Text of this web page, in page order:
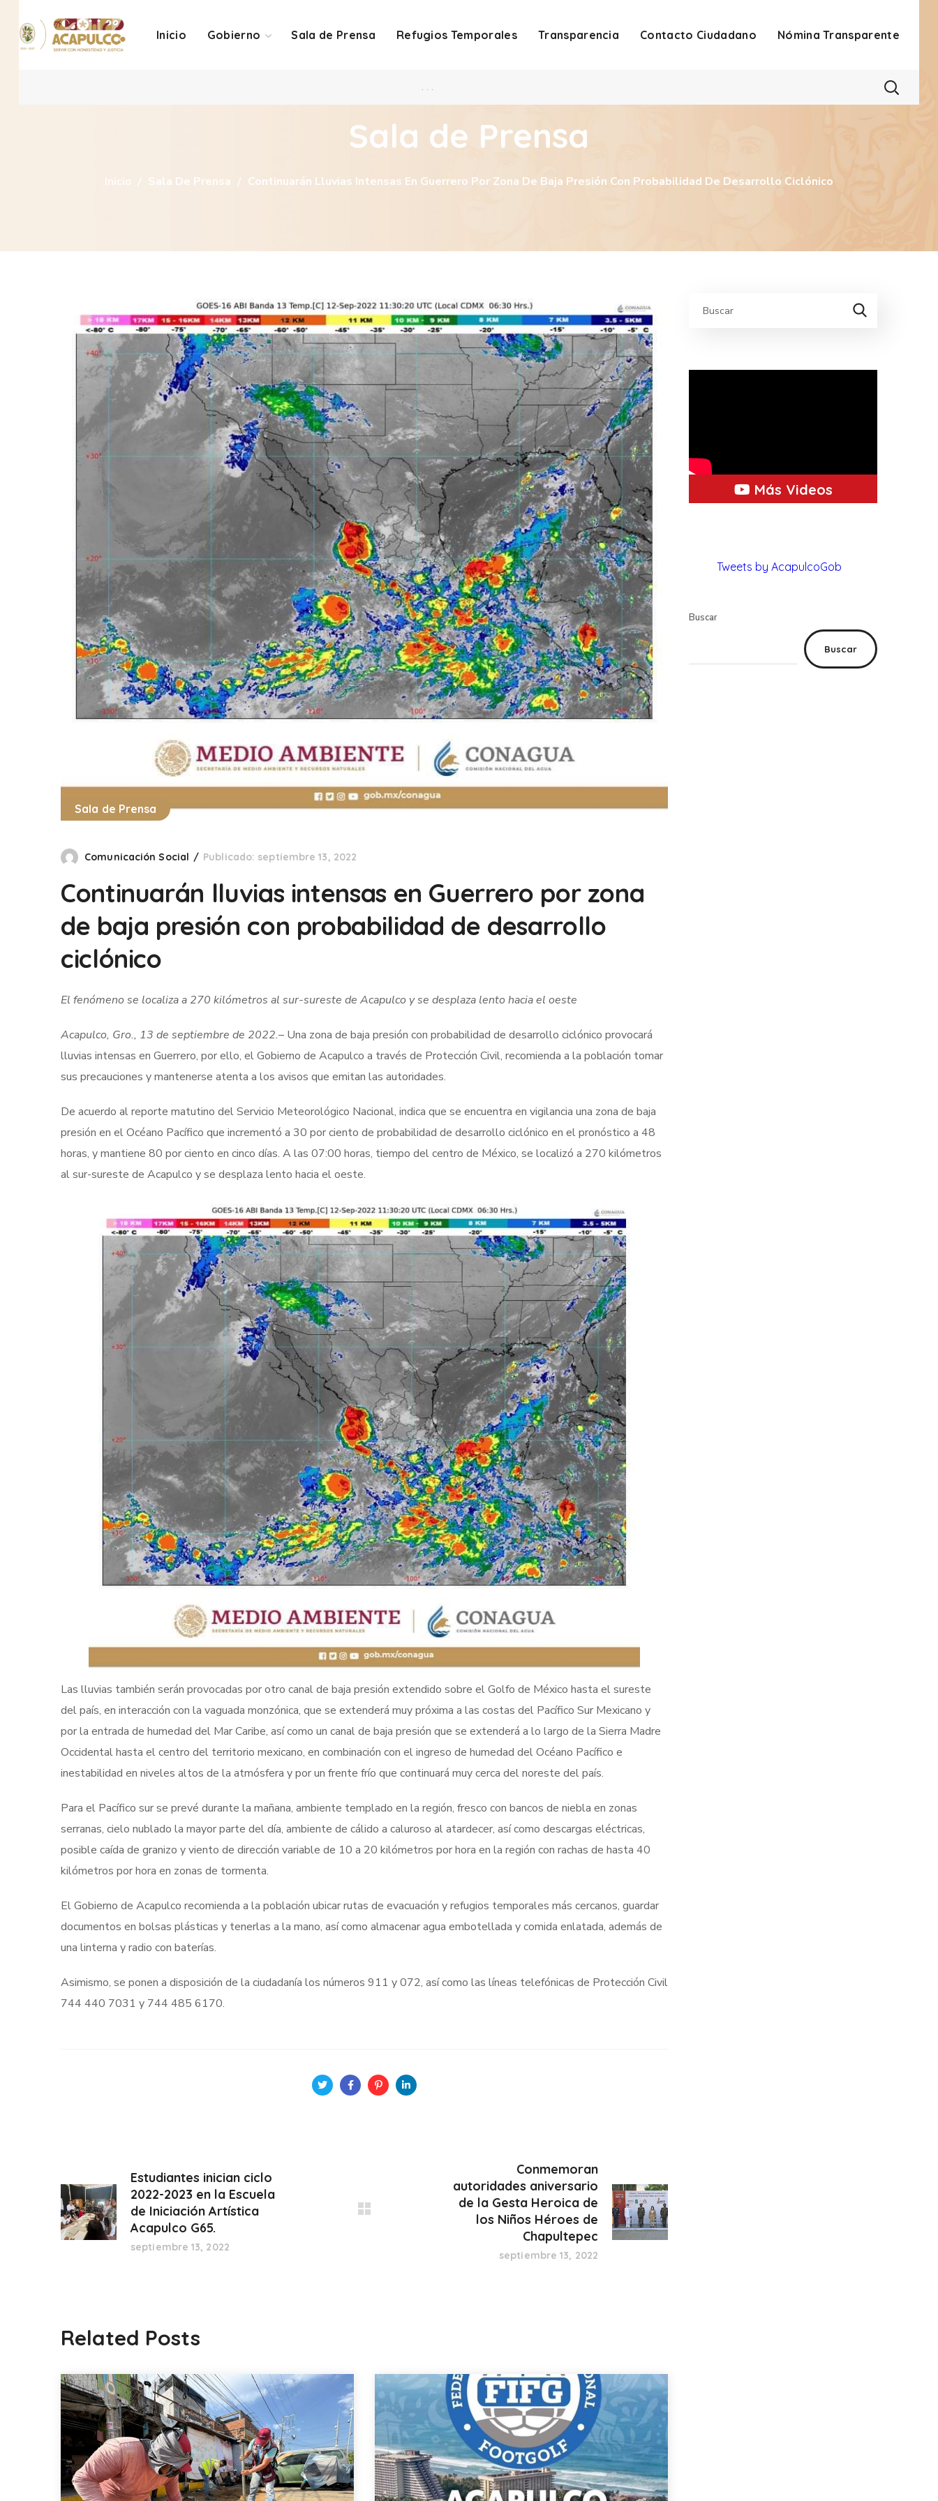
Inicio Gobierno Sala de Prensa Refugios Temporales Transparencia Contacto Ciudadano Nómina Transparente
. . .
Sala de Prensa
Inicio Sala De Prensa Continuarán Lluvias Intensas En Guerrero Por Zona De Baja Presión Con Probabilidad De Desarrollo Ciclónico
Sala de Prensa
Comunicación Social Publicado: septiembre 13, 2022
Continuarán lluvias intensas en Guerrero por zona
de baja presión con probabilidad de desarrollo
ciclónico
El fenómeno se localiza a 270 kilómetros al sur-sureste de Acapulco y se desplaza lento hacia el oeste
Acapulco, Gro., 13 de septiembre de 2022.– Una zona de baja presión con probabilidad de desarrollo ciclónico provocará
lluvias intensas en Guerrero, por ello, el Gobierno de Acapulco a través de Protección Civil, recomienda a la población tomar
sus precauciones y mantenerse atenta a los avisos que emitan las autoridades.
De acuerdo al reporte matutino del Servicio Meteorológico Nacional, indica que se encuentra en vigilancia una zona de baja
presión en el Océano Pacífico que incrementó a 30 por ciento de probabilidad de desarrollo ciclónico en el pronóstico a 48
horas, y mantiene 80 por ciento en cinco días. A las 07:00 horas, tiempo del centro de México, se localizó a 270 kilómetros
al sur-sureste de Acapulco y se desplaza lento hacia el oeste.
Las lluvias también serán provocadas por otro canal de baja presión extendido sobre el Golfo de México hasta el sureste
del país, en interacción con la vaguada monzónica, que se extenderá muy próxima a las costas del Pacífico Sur Mexicano y
por la entrada de humedad del Mar Caribe, así como un canal de baja presión que se extenderá a lo largo de la Sierra Madre
Occidental hasta el centro del territorio mexicano, en combinación con el ingreso de humedad del Océano Pacífico e
inestabilidad en niveles altos de la atmósfera y por un frente frío que continuará muy cerca del noreste del país.
Para el Pacífico sur se prevé durante la mañana, ambiente templado en la región, fresco con bancos de niebla en zonas
serranas, cielo nublado la mayor parte del día, ambiente de cálido a caluroso al atardecer, así como descargas eléctricas,
posible caída de granizo y viento de dirección variable de 10 a 20 kilómetros por hora en la región con rachas de hasta 40
kilómetros por hora en zonas de tormenta.
El Gobierno de Acapulco recomienda a la población ubicar rutas de evacuación y refugios temporales más cercanos, guardar
documentos en bolsas plásticas y tenerlas a la mano, así como almacenar agua embotellada y comida enlatada, además de
una linterna y radio con baterías.
Asimismo, se ponen a disposición de la ciudadanía los números 911 y 072, así como las líneas telefónicas de Protección Civil
744 440 7031 y 744 485 6170.
Estudiantes inician ciclo
2022-2023 en la Escuela
de Iniciación Artística
Acapulco G65.
septiembre 13, 2022
Conmemoran
autoridades aniversario
de la Gesta Heroica de
los Niños Héroes de
Chapultepec
septiembre 13, 2022
Related Posts
Más Videos
Tweets by AcapulcoGob
Buscar
Buscar